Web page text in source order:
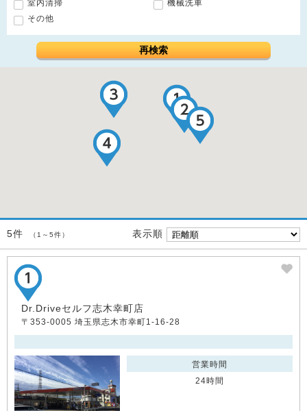
室内清掃
機械洗車
その他
再検索
5件 （1～5件） 表示順
Dr.Driveセルフ志木幸町店
〒353-0005 埼玉県志木市幸町1-16-28
営業時間
24時間